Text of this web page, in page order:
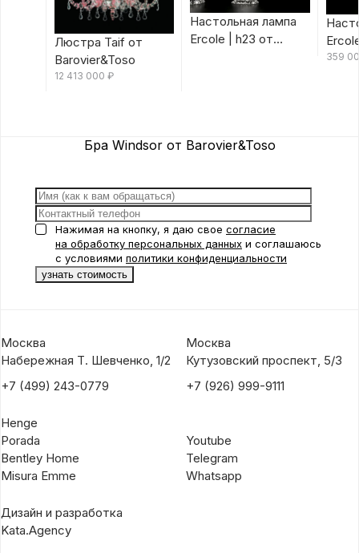
Люстра Taif от
Barovier&Toso
12 413 000 ₽
Настольная лампа
Ercole | h23 от
359
Бра Windsor от Barovier&Toso
Нажимая на кнопку, я даю свое согласие
на обработку персональных данных и соглашаюсь
с условиями политики конфиденциальности
Москва
Набережная Т. Шевченко, 1/2
+7 (499) 243-0779
Москва
Кутузовский проспект, 5/3
+7 (926) 999-9111
Henge
Porada
Bentley Home
Misura Emme
Youtube
Telegram
Whatsapp
Дизайн и разработка
Kata.Agency